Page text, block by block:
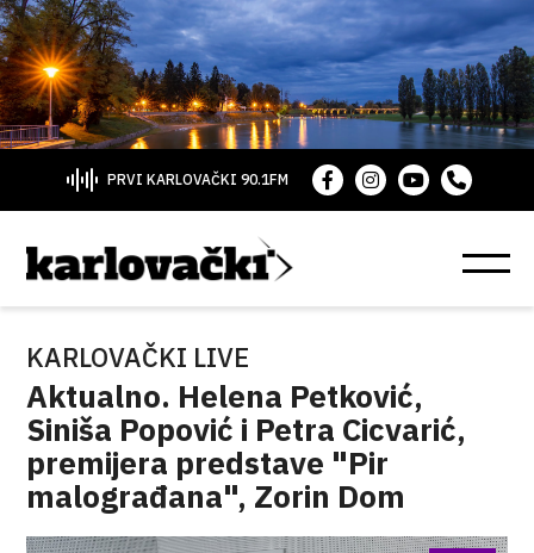
PRVI KARLOVAČKI 90.1FM
KARLOVAČKI LIVE
Aktualno. Helena Petković,
Siniša Popović i Petra Cicvarić,
premijera predstave "Pir
malograđana", Zorin Dom